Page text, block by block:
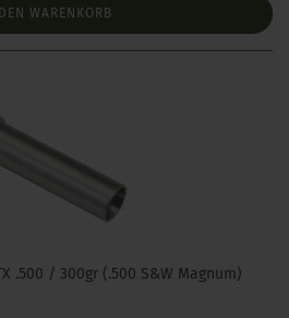
WARENKORB
.500 / 300gr (.500 S&W Magnum)